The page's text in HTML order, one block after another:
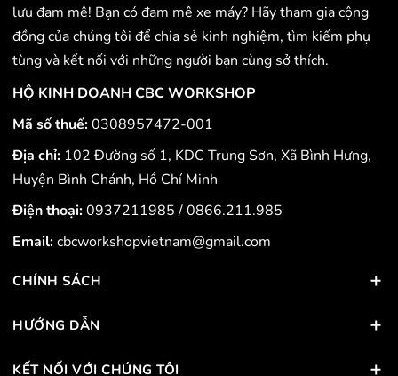
lưu đam mê! Bạn có đam mê xe máy? Hãy tham gia cộng
đồng của chúng tôi để chia sẻ kinh nghiệm, tìm kiếm phụ
tùng và kết nối với những người bạn cùng sở thích.
HỘ KINH DOANH CBC WORKSHOP
Mã số thuế:0308957472-001
Địa chỉ: 102 Đường số 1, KDC Trung Sơn, Xã Bình Hưng,
Huyện Bình Chánh, Hồ Chí Minh
Điện thoại:0937211985/0866.211.985
Email:cbcworkshopvietnam@gmail.com
CHÍNH SÁCH
HƯỚNG DẪN
KẾT NỐI VỚI CHÚNG TÔI